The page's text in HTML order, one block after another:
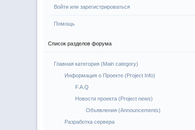
Войти или зарегистрироваться
Помощь
Список разделов форума
Главная категория (Main category)
Информация о Проекте (Project Info)
F.A.Q
Новости проекта (Project news)
Объявления (Announcements)
Разработка сервера